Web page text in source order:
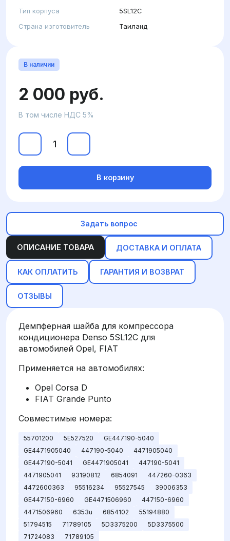
Тип корпуса
5SL12C
Страна изготовитель
Таиланд
ОПИСАНИЕ ТОВАРА ДОСТАВКА И ОПЛАТА
КАК ОПЛАТИТЬ ГАРАНТИЯ И ВОЗВРАТ
ОТЗЫВЫ
Демпферная шайба для компрессора
кондиционера Denso 5SL12C для
автомобилей Opel, FIAT
Применяется на автомобилях:
Opel Corsa D
FIAT Grande Punto
Совместимые номера:
55701200 5E527520
GE447190-5040
GE4471905040
447190-5040
4471905040
GE447190-5041
GE4471905041
447190-5041
4471905041
93190812 6854091
447260-0363
4472600363
95516234 95527545
39006353
GE447150-6960
GE4471506960
447150-6960
4471506960
6353u 6854102
55194880
51794515
71789105 5D3375200
5D3375500
71724083
71789105
В наличии
2 000 руб.
В том числе НДС 5%
В корзину
Задать вопрос